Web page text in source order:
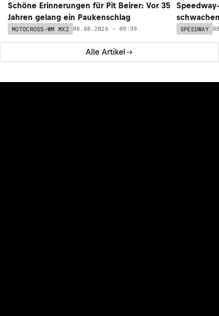
Alle Artikel
Schöne Erinnerungen für Pit Beirer: Vor 35
Jahren gelang ein Paukenschlag
MOTOCROSS-WM MX2 08.08.2026 - 09:39 SPEEDWAY